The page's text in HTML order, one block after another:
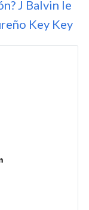
J Balvin le
Key Key